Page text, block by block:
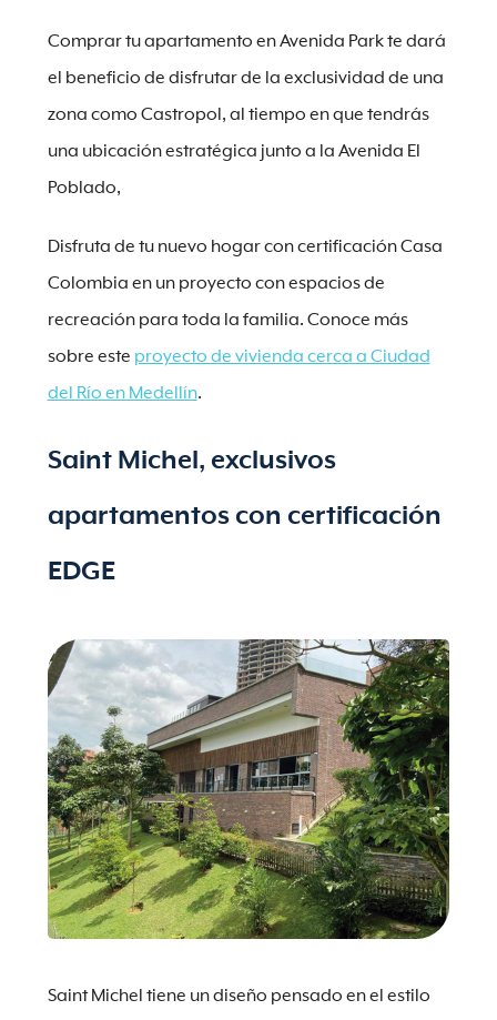
Comprar tu apartamento en Avenida Park te dará
el beneficio de disfrutar de la exclusividad de una
zona como Castropol, al tiempo en que tendrás
una ubicación estratégica junto a la Avenida El
Poblado,
Disfruta de tu nuevo hogar con certificación Casa
Colombia en un proyecto con espacios de
recreación para toda la familia. Conoce más
sobre este proyecto de vivienda cerca a Ciudad
del Río en Medellín.
Saint Michel, exclusivos
apartamentos con certificación
EDGE
Saint Michel tiene un diseño pensado en el estilo